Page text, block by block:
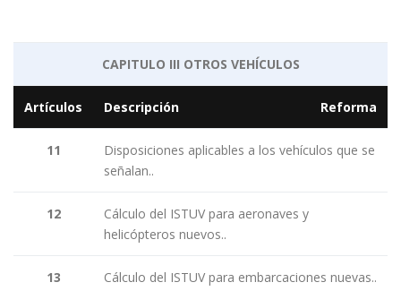
CAPITULO III OTROS VEHÍCULOS
Artículos Descripción Reforma
11
Disposiciones aplicables a los vehículos que se
señalan..
12
Cálculo del ISTUV para aeronaves y
helicópteros nuevos..
13 Cálculo del ISTUV para embarcaciones nuevas..